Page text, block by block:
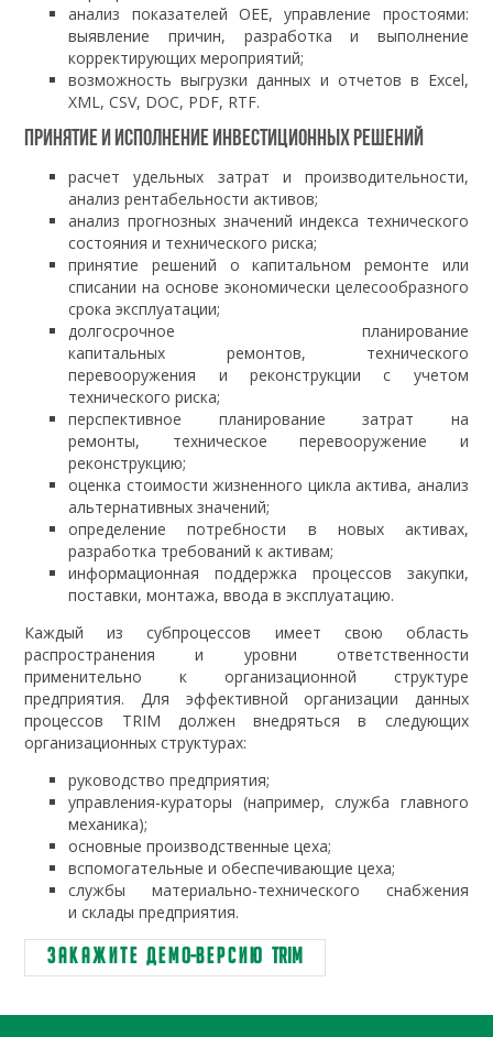
анализ показателей OEE, управление простоями:
выявление причин, разработка и выполнение
корректирующих мероприятий;
возможность выгрузки данных и отчетов в Excel,
XML, CSV, DOC, PDF, RTF.
Принятие и исполнение инвестиционных решений
расчет удельных затрат и производительности,
анализ рентабельности активов;
анализ прогнозных значений индекса технического
состояния и технического риска;
принятие решений о капитальном ремонте или
списании на основе экономически целесообразного
срока эксплуатации;
долгосрочное планирование
капитальных ремонтов, технического
перевооружения и реконструкции с учетом
технического риска;
перспективное планирование затрат на
ремонты, техническое перевооружение и
реконструкцию;
оценка стоимости жизненного цикла актива, анализ
альтернативных значений;
определение потребности в новых активах,
разработка требований к активам;
информационная поддержка процессов закупки,
поставки, монтажа, ввода в эксплуатацию.
Каждый из субпроцессов имеет свою область
распространения и уровни ответственности
применительно к организационной структуре
предприятия. Для эффективной организации данных
процессов TRIM должен внедряться в следующих
организационных структурах:
руководство предприятия;
управления-кураторы (например, служба главного
механика);
основные производственные цеха;
вспомогательные и обеспечивающие цеха;
службы материально-технического снабжения
и склады предприятия.
З а к а ж и т е д е м о-в е р с и ю TRIM